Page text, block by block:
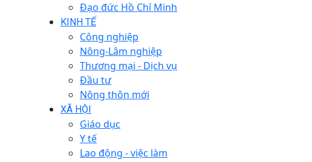
Đạo đức Hồ Chí Minh
KINH TẾ
Công nghiệp
Nông-Lâm nghiệp
Thương mại - Dịch vụ
Đầu tư
Nông thôn mới
XÃ HỘI
Giáo dục
Y tế
Lao động - việc làm